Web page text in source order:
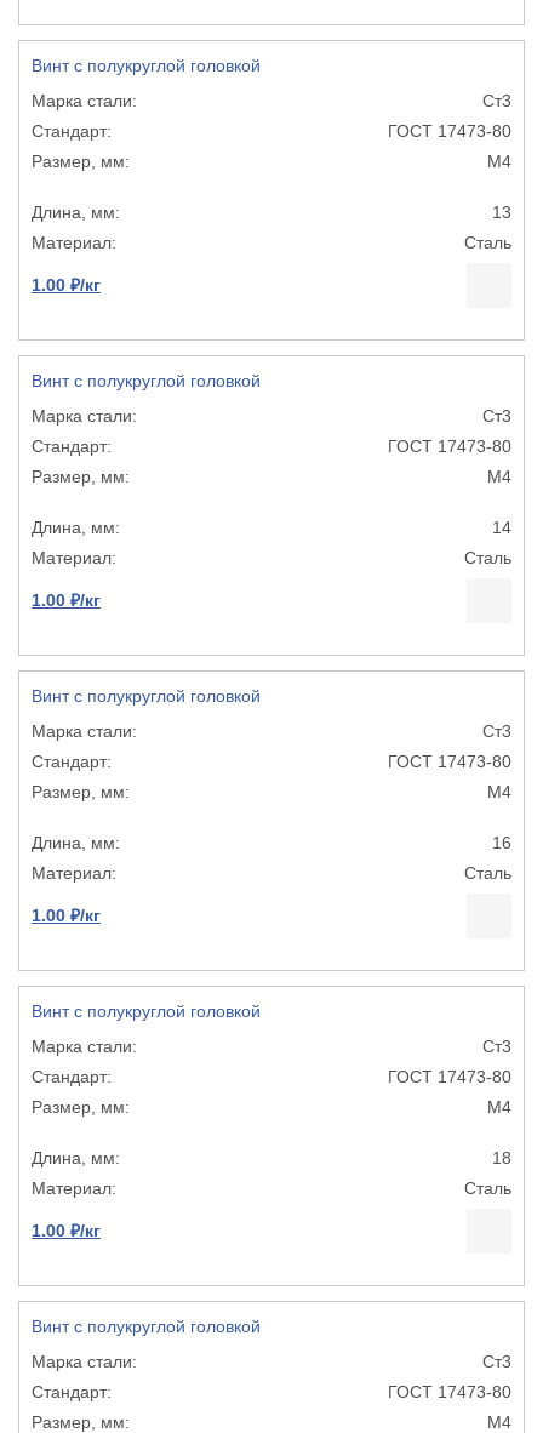
Винт с полукруглой головкой
Ст3
ГОСТ 17473-80
М4
13
Сталь
1.00 ₽/кг
Винт с полукруглой головкой
Ст3
ГОСТ 17473-80
М4
14
Сталь
1.00 ₽/кг
Винт с полукруглой головкой
Ст3
ГОСТ 17473-80
М4
16
Сталь
1.00 ₽/кг
Винт с полукруглой головкой
Ст3
ГОСТ 17473-80
М4
18
Сталь
1.00 ₽/кг
Винт с полукруглой головкой
Ст3
ГОСТ 17473-80
М4